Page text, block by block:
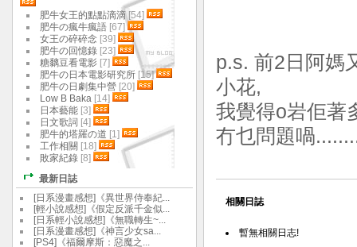
p.s. 前2日阿媽
小花,
我覺得o岩佢著
冇乜問題喎
相關日誌
暫無相關日志!
肥牛女王的點點滴滴[54]
肥牛の瘋牛瘋語 [67]
女王の碎碎念 [39]
肥牛の回憶錄 [23]
糖黐豆看電影 [7]
肥牛の日本電影研究所 [15]
肥牛の日劇集中營 [20]
Low B Baka [14]
日本藝能 [3]
日文歌詞 [4]
肥牛的塔羅の道 [1]
工作相關 [18]
敗家紀錄 [8]
最新日誌
[日系漫畫感想]《異世界侍奉紀...
[輕小說感想]《假定反派千金似...
[日系輕小說感想]《無職轉生~...
[日系漫畫感想]《神言少女sa...
[PS4]《福爾摩斯：惡魔之...